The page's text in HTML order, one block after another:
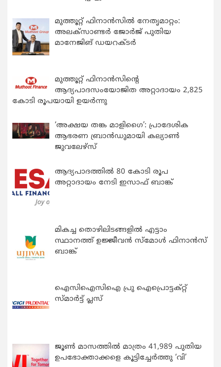
മുത്തൂറ്റ് ഫിനാൻസിൽ നേതൃമാറ്റം:
അലക്സാണ്ടർ ജോർജ് പുതിയ
മാനേജിങ് ഡയറക്ടർ
മുത്തൂറ്റ് ഫിനാൻസിന്റെ
ആദ്യപാദസംയോജിത അറ്റാദായം 2,825
കോടി രൂപയായി ഉയർന്നു
‘അക്ഷയ തങ്ക മാളിഗൈ’: പ്രാദേശിക
ആഭരണ ബ്രാന്‍ഡുമായി കല്യാണ്‍
ജുവലേഴ്‌സ്
ആദ്യപാദത്തിൽ 80 കോടി രൂപ
അറ്റാദായം നേടി ഇസാഫ് ബാങ്ക്
മികച്ച തൊഴിലിടങ്ങളിൽ എട്ടാം
സ്ഥാനത്ത് ഉജ്ജീവൻ സ്മോൾ ഫിനാൻസ്
ബാങ്ക്
ഐസിഐസിഐ പ്രു ഐപ്രൊട്ടക്റ്റ്
സ്മാർട്ട് പ്ലസ്
ജൂൺ മാസത്തിൽ മാത്രം 41,989 പുതിയ
ഉപഭോക്താക്കളെ കൂട്ടിച്ചേർത്തു ‘വി’